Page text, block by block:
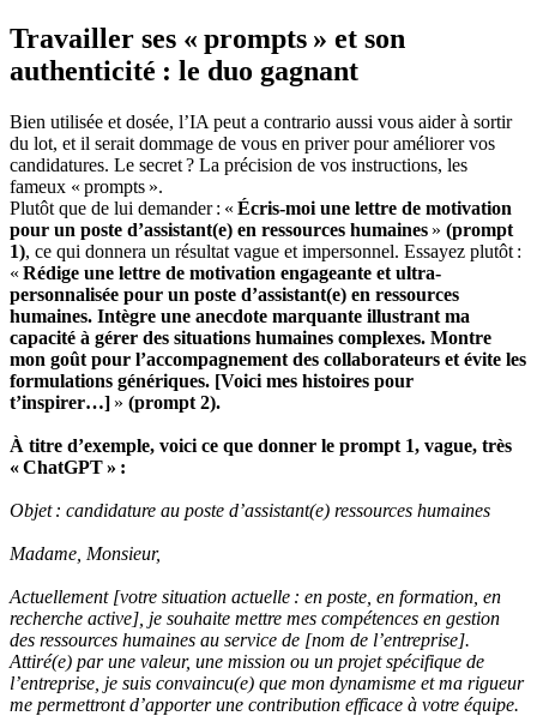
Travailler ses « prompts » et son
authenticité : le duo gagnant
Bien utilisée et dosée, l’IA peut a contrario aussi vous aider à sortir
du lot, et il serait dommage de vous en priver pour améliorer vos
candidatures. Le secret ? La précision de vos instructions, les
fameux « prompts ».
Plutôt que de lui demander : « Écris-moi une lettre de motivation
pour un poste d’assistant(e) en ressources humaines » (prompt
1), ce qui donnera un résultat vague et impersonnel. Essayez plutôt :
« Rédige une lettre de motivation engageante et ultra-
personnalisée pour un poste d’assistant(e) en ressources
humaines. Intègre une anecdote marquante illustrant ma
capacité à gérer des situations humaines complexes. Montre
mon goût pour l’accompagnement des collaborateurs et évite les
formulations génériques. [Voici mes histoires pour
t’inspirer…] » (prompt 2).
À titre d’exemple, voici ce que donner le prompt 1, vague, très
« ChatGPT » :
Objet : candidature au poste d’assistant(e) ressources humaines
Madame, Monsieur,
Actuellement [votre situation actuelle : en poste, en formation, en
recherche active], je souhaite mettre mes compétences en gestion
des ressources humaines au service de [nom de l’entreprise].
Attiré(e) par une valeur, une mission ou un projet spécifique de
l’entreprise, je suis convaincu(e) que mon dynamisme et ma rigueur
me permettront d’apporter une contribution efficace à votre équipe.